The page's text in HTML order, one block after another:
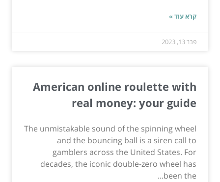
קרא עוד »
פבר 13, 2023
American online roulette with
real money: your guide
The unmistakable sound of the spinning wheel
and the bouncing ball is a siren call to
gamblers across the United States. For
decades, the iconic double-zero wheel has
been the...